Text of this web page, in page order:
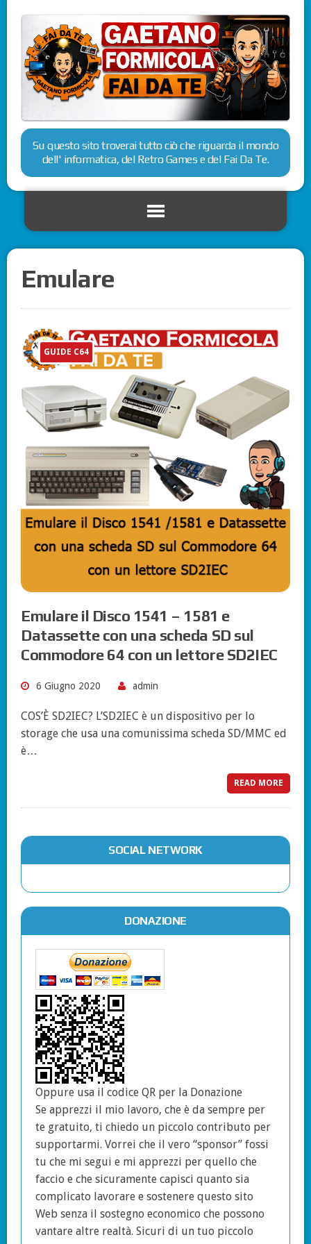
Su questo sito troverai tutto ciò che riguarda il mondo
dell' informatica, del Retro Games e del Fai Da Te.
Emulare
GUIDE C64
Emulare il Disco 1541 – 1581 e
Datassette con una scheda SD sul
Commodore 64 con un lettore SD2IEC
6 Giugno 2020 admin
COS’È SD2IEC? L’SD2IEC è un dispositivo per lo
storage che usa una comunissima scheda SD/MMC ed
è…
READ MORE
SOCIAL NETWORK
DONAZIONE
Oppure usa il codice QR per la Donazione
Se apprezzi il mio lavoro, che è da sempre per
te gratuito, ti chiedo un piccolo contributo per
supportarmi. Vorrei che il vero “sponsor” fossi
tu che mi segui e mi apprezzi per quello che
faccio e che sicuramente capisci quanto sia
complicato lavorare e sostenere questo sito
Web senza il sostegno economico che possono
vantare altre realtà. Sicuri di un tuo piccolo